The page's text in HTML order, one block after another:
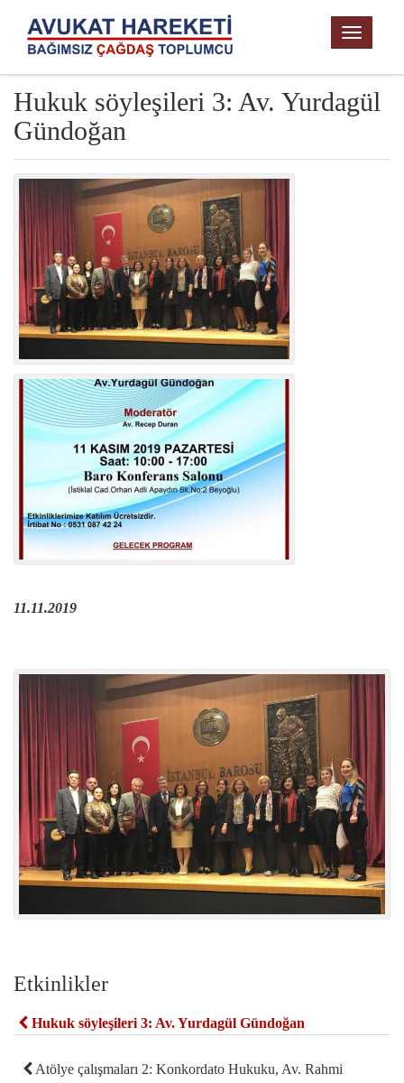
Hukuk söyleşileri 3: Av. Yurdagül
Gündoğan
11.11.2019
Etkinlikler
Hukuk söyleşileri 3: Av. Yurdagül Gündoğan
Atölye çalışmaları 2: Konkordato Hukuku, Av. Rahmi